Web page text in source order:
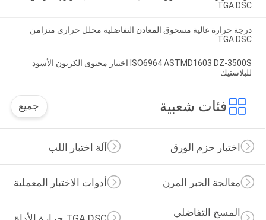
TGA DSC
درجة حرارة عالية مسحوق المعادن التفاضلية محلل حراري متزامن
TGA DSC
ISO6964 ASTMD1603 DZ-3500S اختبار محتوى الكربون الأسود
للبلاستيك
فئات شعبية جميع
آلة اختبار اللب اختبار حزم الورق
أدوات الاختبار المعملية معالجة الحبر المرن
المسح التفاضلي